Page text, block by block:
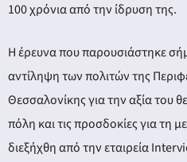
100 χρόνια από την ίδρυση της.
Η έρευνα που παρουσιάστηκε
αντίληψη των πολιτών της
Θεσσαλονίκης για την αξία του
πόλη και τις προσδοκίες για τη
διεξήχθη από την εταιρεία